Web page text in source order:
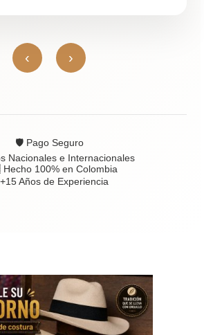
Nacionales e Internacionales
100% en Colombia
+15 Años de Experiencia